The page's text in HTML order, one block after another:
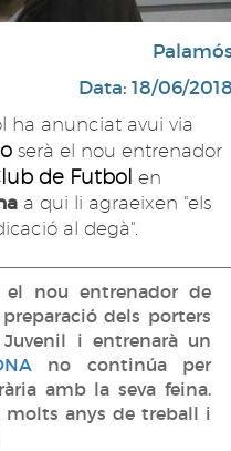
Data: 18/06/
ha anunciat avui via
serà el nou entrenador
de Futbol en
a qui li agraeixen "els
al degà".
el nou entrenador de
dels porters
i entrenarà un
no continúa per
amb la seva feina.
molts anys de treball i